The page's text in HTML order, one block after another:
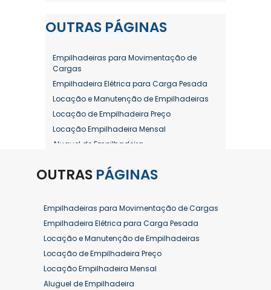
OUTRAS PÁGINAS
Empilhadeiras para Movimentação de
Cargas
Empilhadeira Elétrica para Carga Pesada
Locação e Manutenção de Empilhadeiras
Locação de Empilhadeira Preço
Locação Empilhadeira Mensal
Aluguel de Empilhadeira
Aluguel de Empilhadeira Diária Valor
Aluguel de Empilhadeira Elétrica Preço
Aluguel de Empilhadeira Mensal
Aluguel de Empilhadeira Preço
Aluguel de Empilhadeira Valor
Aluguel de Empilhadeiras Eletricas
Conserto de Empilhadeira
OUTRAS PÁGINAS
Empilhadeiras para Movimentação de Cargas
Empilhadeira Elétrica para Carga Pesada
Locação e Manutenção de Empilhadeiras
Locação de Empilhadeira Preço
Locação Empilhadeira Mensal
Aluguel de Empilhadeira